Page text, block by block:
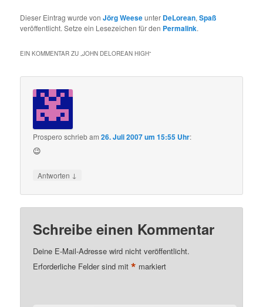
Dieser Eintrag wurde vonJörg Weeseunter DeLorean,Spaß
veröffentlicht. Setze ein Lesezeichen für den Permalink.
EIN KOMMENTAR ZU „JOHN DELOREAN HIGH“
Prospero schriebam26. Juli 2007 um 15:55 Uhr:
😉
Antworten ↓
Schreibe einen Kommentar
Deine E-Mail-Adresse wird nicht veröffentlicht.
Erforderliche Felder sind mit* markiert